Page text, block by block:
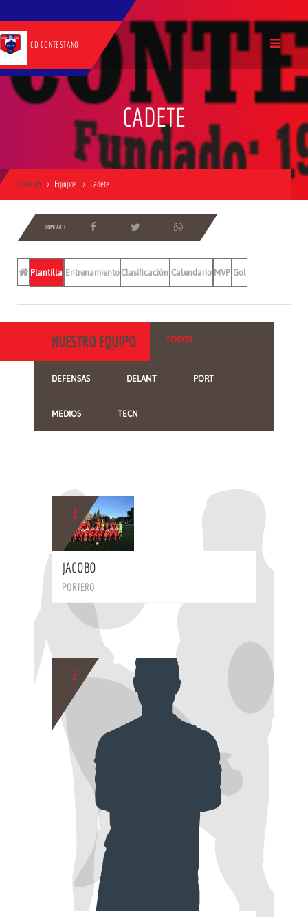
CD CONTESTANO
CADETE
Inicio Equipos Cadete
COMPARTE
Plantilla EntrenamientosClasificación Calendario MVP Gol
NUESTRO EQUIPO TODOS
DEFENSAS DELANT PORT
MEDIOS TECN
1
JACOBO
PORTERO
2